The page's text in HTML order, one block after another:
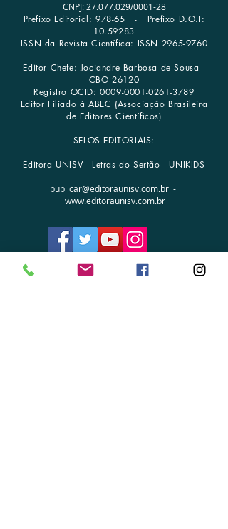
CNPJ: 27.077.029/0001­-28
Prefixo Editorial: 978-65 - Prefixo D.O.I:
10.59283
ISSN da Revista Científica: ISSN 2965-9760
Editor Chefe: Jociandre Barbosa de Sousa -
CBO 26120
Registro OCID:0009-0001-0261-3789
Editor Filiado à ABEC (Associação Brasileira
de Editores Científicos)
SELOS EDITORIAIS:
Editora UNISV - Letras do Sertão - UNIKIDS
publicar@editoraunisv.com.br -
www.editoraunisv.com.br
FALE CONOSCO